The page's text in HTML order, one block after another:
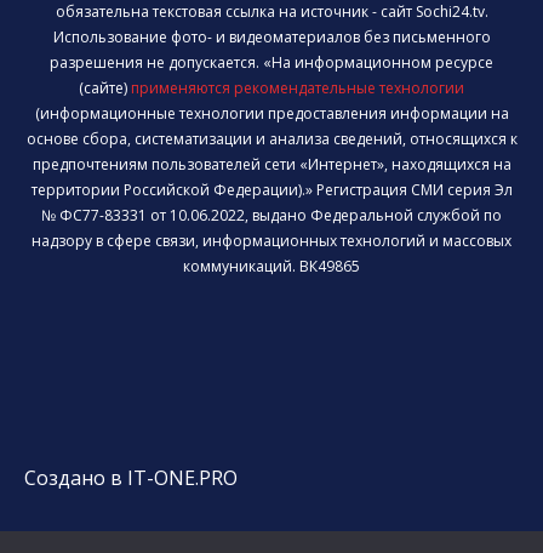
обязательна текстовая ссылка на источник - сайт Sochi24.tv.
Использование фото- и видеоматериалов без письменного
разрешения не допускается. «На информационном ресурсе
(сайте) применяются рекомендательные технологии
(информационные технологии предоставления информации на
основе сбора, систематизации и анализа сведений, относящихся к
предпочтениям пользователей сети «Интернет», находящихся на
территории Российской Федерации).» Регистрация СМИ серия Эл
№ ФС77-83331 от 10.06.2022, выдано Федеральной службой по
надзору в сфере связи, информационных технологий и массовых
коммуникаций. ВК49865
Создано в IT-ONE.PRO